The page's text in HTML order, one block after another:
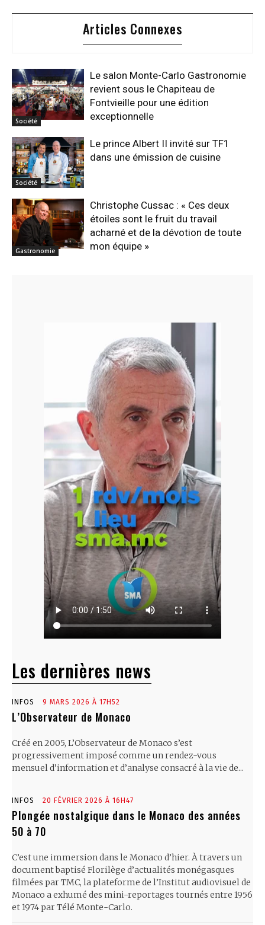
Articles Connexes
Société
Le salon Monte-Carlo Gastronomie
revient sous le Chapiteau de
Fontvieille pour une édition
exceptionnelle
Société
Le prince Albert II invité sur TF1
dans une émission de cuisine
Gastronomie
Christophe Cussac : « Ces deux
étoiles sont le fruit du travail
acharné et de la dévotion de toute
mon équipe »
Les dernières news
INFOS 9 MARS 2026 À 17H52
L’Observateur de Monaco
Créé en 2005, L’Observateur de Monaco s’est
progressivement imposé comme un rendez-vous
mensuel d’information et d’analyse consacré à la vie de...
INFOS 20 FÉVRIER 2026 À 16H47
Plongée nostalgique dans le Monaco des années
50 à 70
C’est une immersion dans le Monaco d’hier. À travers un
document baptisé Florilège d’actualités monégasques
filmées par TMC, la plateforme de l’Institut audiovisuel de
Monaco a exhumé des mini-reportages tournés entre 1956
et 1974 par Télé Monte-Carlo.